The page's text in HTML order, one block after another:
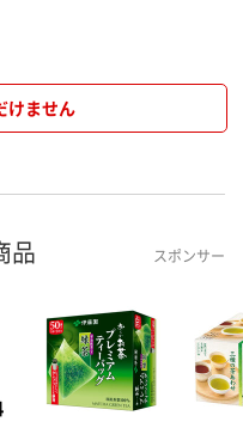
けません
品 スポンサー